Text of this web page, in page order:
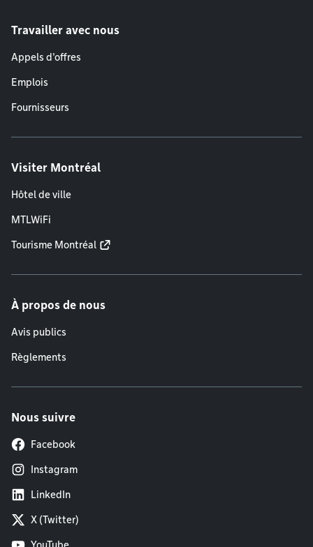
Travailler avec nous
Appels d'offres
Emplois
Fournisseurs
Visiter Montréal
Hôtel de ville
MTLWiFi
Tourisme Montréal
À propos de nous
Avis publics
Règlements
Nous suivre
Facebook
Instagram
LinkedIn
X (Twitter)